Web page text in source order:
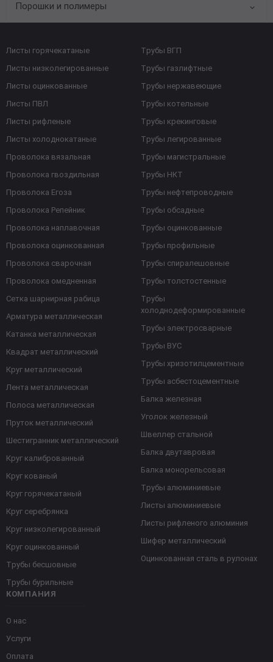
Порошки и полимеры
КОМПАНИЯ
О нас
Услуги
Оплата
Листы горячекатаные
Листы низколегированные
Листы оцинкованные
Листы ПВЛ
Листы рифленые
Листы холоднокатаные
Проволока вязальная
Проволока гвоздильная
Проволока Егоза
Проволока Репейник
Проволока наплавочная
Проволока оцинкованная
Проволока сварочная
Проволока омедненная
Сетка шарнирная рабица
Арматура металлическая
Катанка металлическая
Квадрат металлический
Круг металлический
Лента металлическая
Полоса металлическая
Пруток металлический
Шестигранник металлический
Круг калиброванный
Круг кованый
Круг горячекатаный
Круг серебрянка
Круг низколегированный
Круг оцинкованный
Трубы бесшовные
Трубы бурильные
Трубы ВГП
Трубы газлифтные
Трубы нержавеющие
Трубы котельные
Трубы крекинговые
Трубы легированные
Трубы магистральные
Трубы НКТ
Трубы нефтепроводные
Трубы обсадные
Трубы оцинкованные
Трубы профильные
Трубы спиралешовные
Трубы толстостенные
Трубы
холоднодеформированные
Трубы электросварные
Трубы ВУС
Трубы хризотилцементные
Трубы асбестоцементные
Балка железная
Уголок железный
Швеллер стальной
Балка двутавровая
Балка монорельсовая
Трубы алюминиевые
Листы алюминиевые
Листы рифленого алюминия
Шифер металлический
Оцинкованная сталь в рулонах